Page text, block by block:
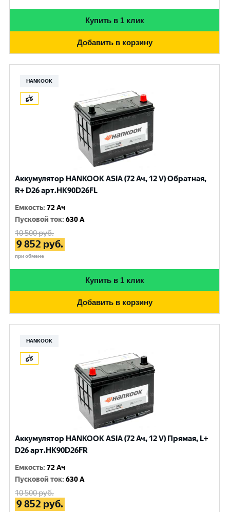
Купить в 1 клик
Добавить в корзину
HANKOOK
Аккумулятор HANKOOK ASIA (72 Ач, 12 V) Обратная,
R+ D26 арт.HK90D26FL
Емкость:72 Ач
Пусковой ток:630 A
10 500руб.
9 852 руб.
при обмене
Купить в 1 клик
Добавить в корзину
HANKOOK
Аккумулятор HANKOOK ASIA (72 Ач, 12 V) Прямая, L+
D26 арт.HK90D26FR
Емкость:72 Ач
Пусковой ток:630 A
10 500руб.
9 852 руб.